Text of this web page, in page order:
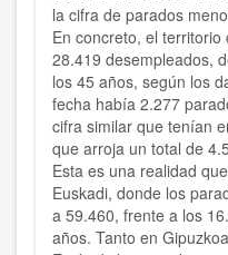
la cifra de parados
En concreto, el
28.419 desempleados,
los 45 años, según los
fecha había 2.277
cifra similar que tenían
que arroja un total de
Esta es una realidad
Euskadi, donde los
a 59.460, frente a los
años. Tanto en